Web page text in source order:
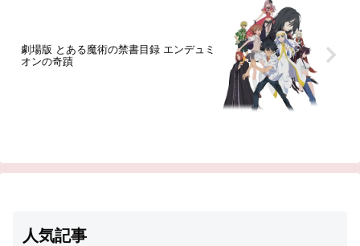
劇場版 とある魔術の禁書目録 エンデュミ
オンの奇蹟
人気記事